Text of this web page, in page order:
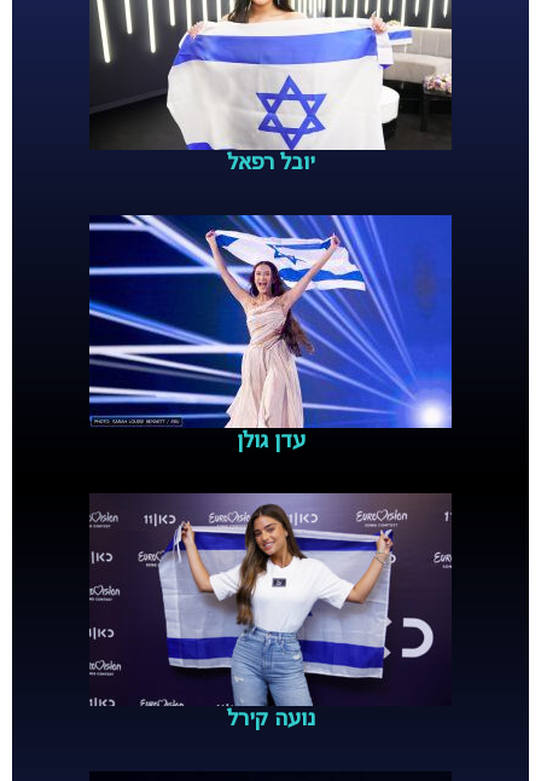
יובל רפאל
עדן גולן
נועה קירל